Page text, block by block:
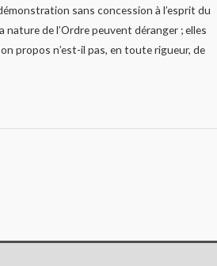
sans concession à l’esprit du
nature de l’Ordre peuvent déranger ; elles
propos n’est-il pas, en toute rigueur, de